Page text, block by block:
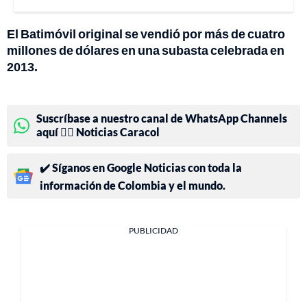
El Batimóvil original se vendió por más de cuatro
millones de dólares en una subasta celebrada en
2013.
Suscríbase a nuestro canal de WhatsApp Channels
aquí 👉🏻 Noticias Caracol
✔️ Síganos en Google Noticias con toda la
información de Colombia y el mundo.
PUBLICIDAD